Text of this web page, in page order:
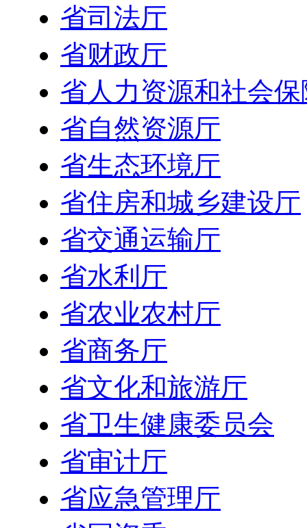
省司法厅
省财政厅
省人力资源和社会
省自然资源厅
省生态环境厅
省住房和城乡建设厅
省交通运输厅
省水利厅
省农业农村厅
省商务厅
省文化和旅游厅
省卫生健康委员会
省审计厅
省应急管理厅